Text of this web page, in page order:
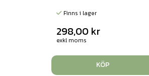
Finns i lager
298,00 kr
exkl moms
KÖP